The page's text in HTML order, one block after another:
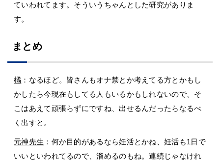
ていわれてます。そういうちゃんとした研究がありま
す。
まとめ
橘 ：なるほど。皆さんもオナ禁とか考えてる方とかもし
かしたら今現在もしてる人もいるかもしれないので、そ
こはあえて頑張らずにですね、出せるんだったらなるべ
く出すと。
元神先生 ：何か目的があるなら妊活とかね、妊活も1日で
いいといわれてるので、溜めるのもね。連続じゃなけれ